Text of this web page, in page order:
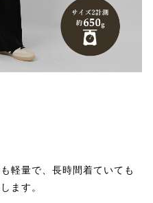
軽量で、長時間着ていても
ます。